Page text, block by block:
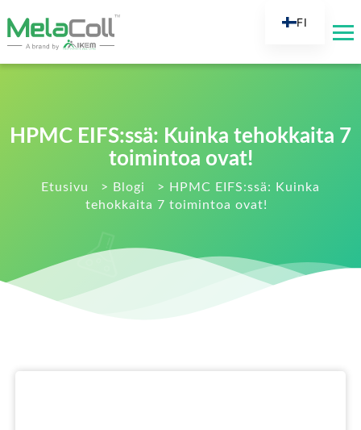
HPMC EIFS:ssä: Kuinka tehokkaita 7
toimintoa ovat!
Etusivu > Blogi >
HPMC EIFS:ssä: Kuinka
tehokkaita 7 toimintoa ovat!
FI
ES
RU
NL